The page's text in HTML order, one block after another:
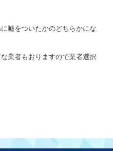
嘘をついたかのどちらかにな
業者もおりますので業者選択